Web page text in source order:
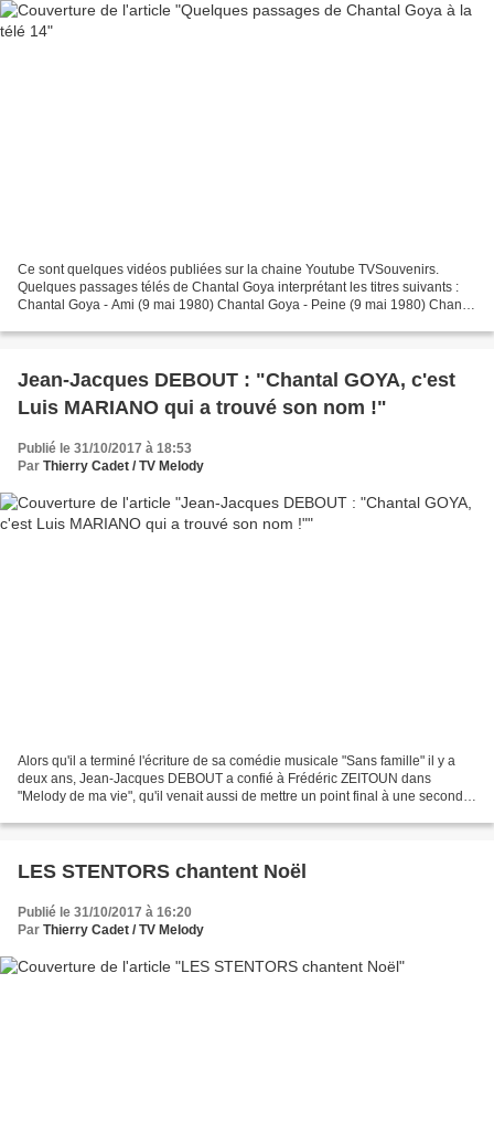
Ce sont quelques vidéos publiées sur la chaine Youtube TVSouvenirs.
Quelques passages télés de Chantal Goya interprétant les titres suivants :
Chantal Goya - Ami (9 mai 1980) Chantal Goya - Peine (9 mai 1980) Chantal
Jean-Jacques DEBOUT : "Chantal GOYA, c'est
Luis MARIANO qui a trouvé son nom !"
Publié le 31/10/2017 à 18:53
Par Thierry Cadet / TV Melody
Alors qu'il a terminé l'écriture de sa comédie musicale "Sans famille" il y a
deux ans, Jean-Jacques DEBOUT a confié à Frédéric ZEITOUN dans
"Melody de ma vie", qu'il venait aussi de mettre un point final à une seconde
LES STENTORS chantent Noël
Publié le 31/10/2017 à 16:20
Par Thierry Cadet / TV Melody